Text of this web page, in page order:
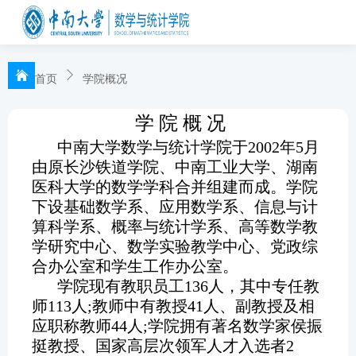
首页 学院概况
学 院 概 况
中南大学数学与统计学院于2002年5月
由原长沙铁道学院、中南工业大学、湖南
医科大学的数学学科合并组建而成。学院
下设基础数学系、应用数学系、信息与计
算科学系、概率与统计学系、高等数学教
学研究中心、数学实验教学中心、党政综
合办公室和学生工作办公室。
学院现有教职员工136人，其中专任教
师113人;教师中有教授41人、副教授及相
应职称教师44人;学院拥有著名数学家侯振
挺教授、国家高层次领军人才入选者2